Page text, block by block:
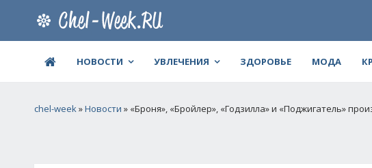
НОВОСТИ УВЛЕЧЕНИЯ ЗДОРОВЬЕ МОДА
chel-week»Новости » «Броня», «Бройлер», «Годзилла» и «Поджигатель»